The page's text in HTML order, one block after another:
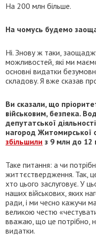
На 200 млн більше.
На чомусь будемо
Ні. Знову ж таки,
можливостей, які ми
основні видатки
складову. Я вже сказав
Ви сказали, що
військовим, безпека.
депутатської
нагород Житомирської
збільшили з 9 млн до 12
Таке питання: а чи
життєствердження. Так,
хто цього заслуговує. У
наших військових, яких
ради, і ми чесно кажучи
великою честю
вважаю, що це потрібно,
видатки.